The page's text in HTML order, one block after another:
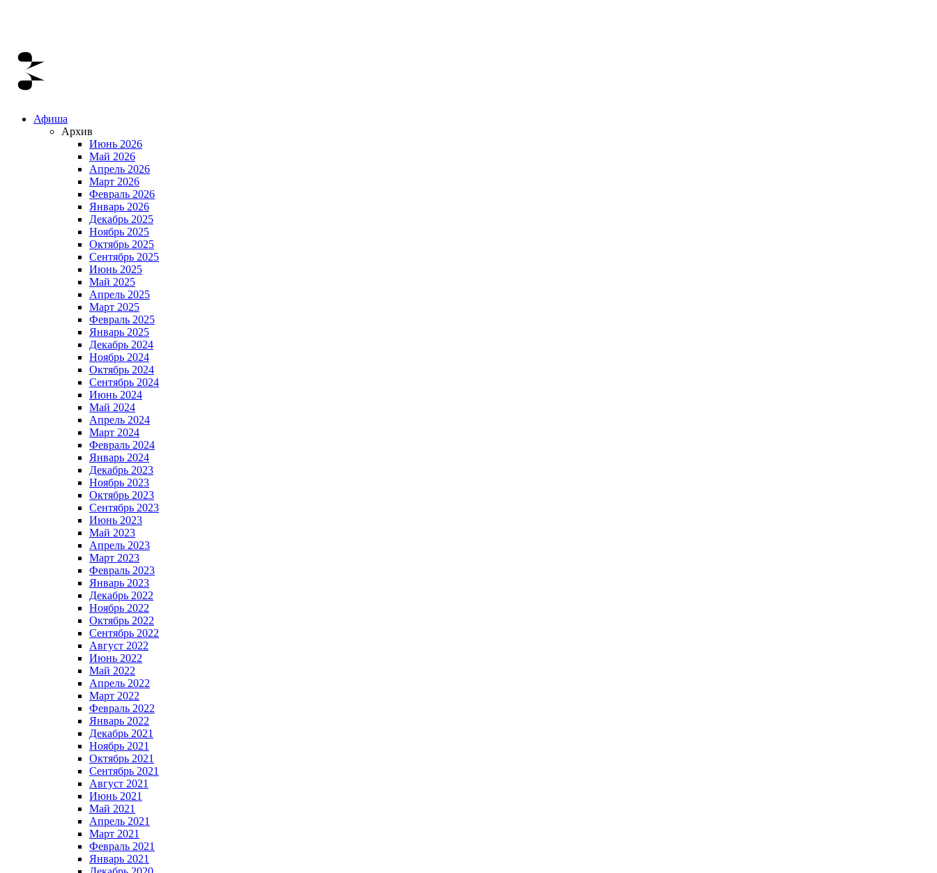
Афиша
Архив
Июнь 2026
Май 2026
Апрель 2026
Март 2026
Февраль 2026
Январь 2026
Декабрь 2025
Ноябрь 2025
Октябрь 2025
Сентябрь 2025
Июнь 2025
Май 2025
Апрель 2025
Март 2025
Февраль 2025
Январь 2025
Декабрь 2024
Ноябрь 2024
Октябрь 2024
Сентябрь 2024
Июнь 2024
Май 2024
Апрель 2024
Март 2024
Февраль 2024
Январь 2024
Декабрь 2023
Ноябрь 2023
Октябрь 2023
Сентябрь 2023
Июнь 2023
Май 2023
Апрель 2023
Март 2023
Февраль 2023
Январь 2023
Декабрь 2022
Ноябрь 2022
Октябрь 2022
Сентябрь 2022
Август 2022
Июнь 2022
Май 2022
Апрель 2022
Март 2022
Февраль 2022
Январь 2022
Декабрь 2021
Ноябрь 2021
Октябрь 2021
Сентябрь 2021
Август 2021
Июнь 2021
Май 2021
Апрель 2021
Март 2021
Февраль 2021
Январь 2021